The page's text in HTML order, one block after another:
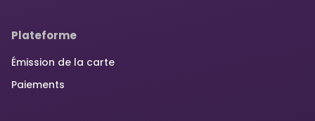
Plateforme
Émission de la carte
Paiements